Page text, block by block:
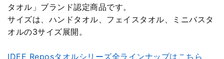
タオル」ブランド認定商品です。
サイズは、ハンドタオル、フェイスタオル、ミニバスタ
オルの3サイズ展開。
IDEE Reposタオルシリーズ全ラインナップはこちら